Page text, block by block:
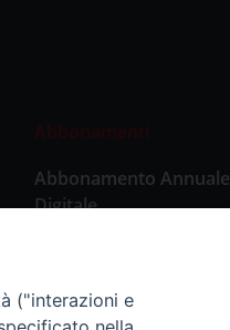
Abbonamenti
Abbonamento Annuale
Digitale
Abbonamento Singola
("interazioni e